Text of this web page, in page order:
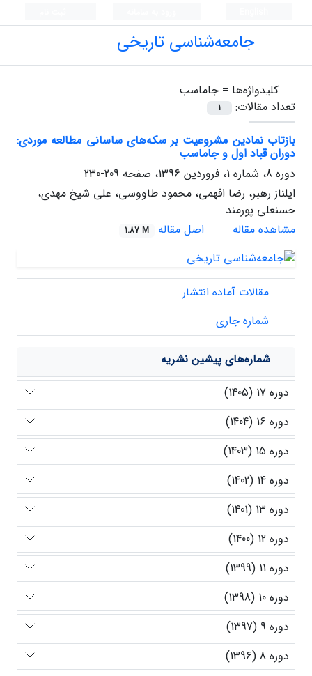
جامعه‌شناسی تاریخی
کلیدواژه‌ها = جاماسب
تعداد مقالات:
1
بازتاب نمادین مشروعیت بر سکه‌های ساسانی مطالعه موردی:
دوران قباد اول و جاماسب
دوره 8، شماره 1، فروردین 1396، صفحه
209-230
ایلناز رهبر، رضا افهمی، محمود طاووسی، علی شیخ مهدی،
حسنعلی پورمند
مشاهده مقاله
اصل مقاله 1.87 M
مقالات آماده انتشار
شماره جاری
شماره‌های پیشین نشریه
دوره 17 (1405)
دوره 16 (1404)
دوره 15 (1403)
دوره 14 (1402)
دوره 13 (1401)
دوره 12 (1400)
دوره 11 (1399)
دوره 10 (1398)
دوره 9 (1397)
دوره 8 (1396)